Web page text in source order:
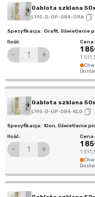
Gablota szklana
L195-D-GP-OB4-GRA
Grafit, Oświetlenie
- +
1
1
Gablota szklana
L195-D-GP-OB4-KLO
Klon, Oświetlenie
- +
1
1